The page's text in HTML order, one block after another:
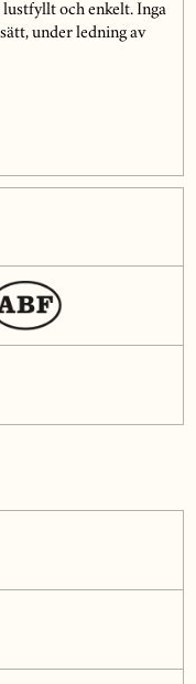
och enkelt. Inga
under ledning av